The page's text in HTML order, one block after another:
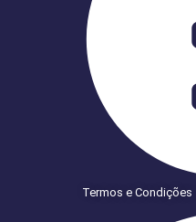
Termos e Condições